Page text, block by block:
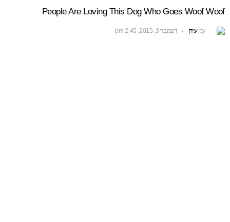
People Are Loving This Dog Who Goes Woof Woof
by עידן דצמבר 3, 2015, 2:45 pm